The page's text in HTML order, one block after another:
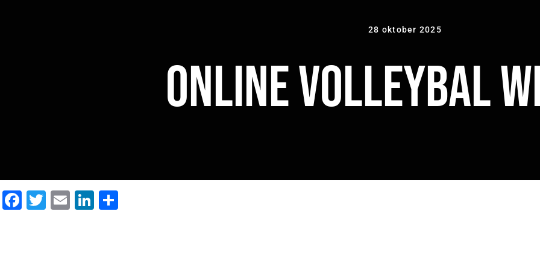
28 oktober 2025
Online Volleybal
Facebook
Twitter
EmailLinkedIn